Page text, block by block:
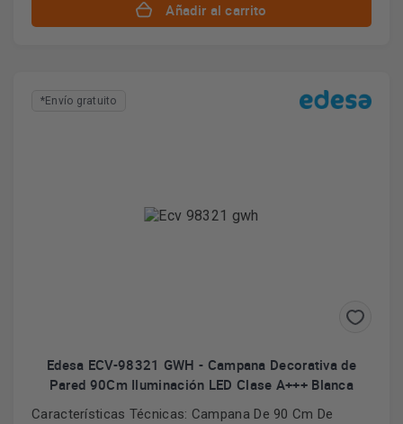
Añadir al carrito
*Envío gratuito
Edesa ECV-98321 GWH - Campana Decorativa de
Pared 90Cm Iluminación LED Clase A+++ Blanca
Características Técnicas: Campana De 90 Cm De